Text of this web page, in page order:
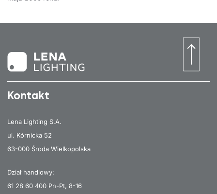
Kontakt
Lena Lighting S.A.
ul. Kórnicka 52
63-000 Środa Wielkopolska
Dział handlowy:
61 28 60 400 Pn-Pt, 8-16